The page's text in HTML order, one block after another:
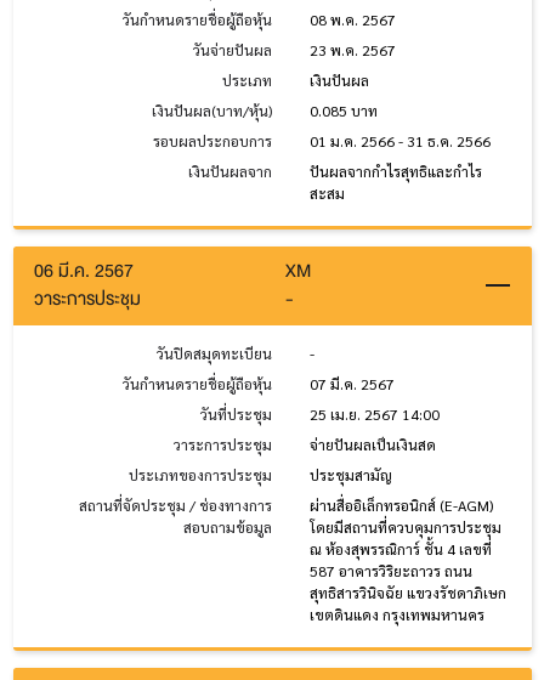
วันกำหนดรายชื่อผู้ถือหุ้น
08 พ.ค. 2567
วันจ่ายปันผล
23 พ.ค. 2567
ประเภท
เงินปันผล
เงินปันผล(บาท/หุ้น)
0.085 บาท
รอบผลประกอบการ
01 ม.ค. 2566 - 31 ธ.ค. 2566
เงินปันผลจาก
ปันผลจากกำไรสุทธิและกำไร
สะสม
06 มี.ค. 2567
XM
วาระการประชุม
-
วันปิดสมุดทะเบียน
-
วันกำหนดรายชื่อผู้ถือหุ้น
07 มี.ค. 2567
วันที่ประชุม
25 เม.ย. 2567 14:00
วาระการประชุม
จ่ายปันผลเป็นเงินสด
ประเภทของการประชุม
ประชุมสามัญ
สถานที่จัดประชุม / ช่องทางการ
สอบถามข้อมูล
ผ่านสื่ออิเล็กทรอนิกส์ (E-AGM)
โดยมีสถานที่ควบคุมการประชุม
ณ ห้องสุพรรณิการ์ ชั้น 4 เลขที่
587 อาคารวิริยะถาวร ถนน
สุทธิสารวินิจฉัย แขวงรัชดาภิเษก
เขตดินแดง กรุงเทพมหานคร